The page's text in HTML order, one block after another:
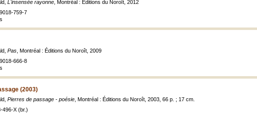
L'insensée rayonne , Montréal : Éditions du Noroît, 2012
759-7
Pas , Montréal : Éditions du Noroît, 2009
666-8
(2003)
Pierres de passage - poésie , Montréal : Éditions du Noroît, 2003, 66 p. ; 17 cm.
496-X (br.)